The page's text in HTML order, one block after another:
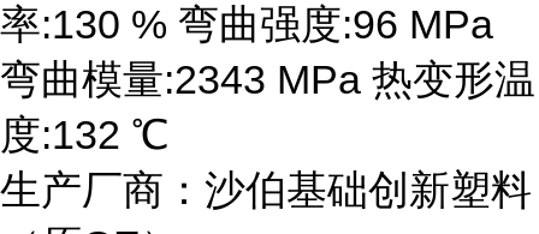
率:130 % 弯曲强度:96 MPa
弯曲模量:2343 MPa 热变形温
度:132 ℃
生产厂商：沙伯基础创新塑料